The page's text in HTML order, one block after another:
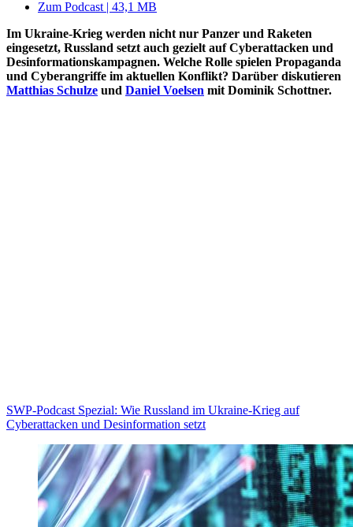
Zum Podcast | 43,1 MB
Im Ukraine-Krieg werden nicht nur Panzer und Raketen
eingesetzt, Russland setzt auch gezielt aufCyberattacken und
Desinformationskampagnen. Welche Rolle spielen Propaganda
und Cyberangriffe im aktuellen Konflikt? Darüber diskutieren
Matthias Schulze und Daniel Voelsen mit Dominik Schottner.
SWP-Podcast Spezial: Wie Russland im Ukraine-Krieg auf
Cyberattacken und Desinformation setzt